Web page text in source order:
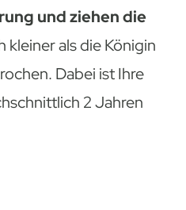
und ziehen die
kleiner als die Königin
Dabei ist Ihre
2 Jahren